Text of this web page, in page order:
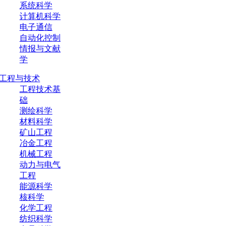
系统科学
计算机科学
电子通信
自动化控制
情报与文献
学
程与技术
工程技术基
础
测绘科学
材料科学
矿山工程
冶金工程
机械工程
动力与电气
工程
能源科学
核科学
化学工程
纺织科学